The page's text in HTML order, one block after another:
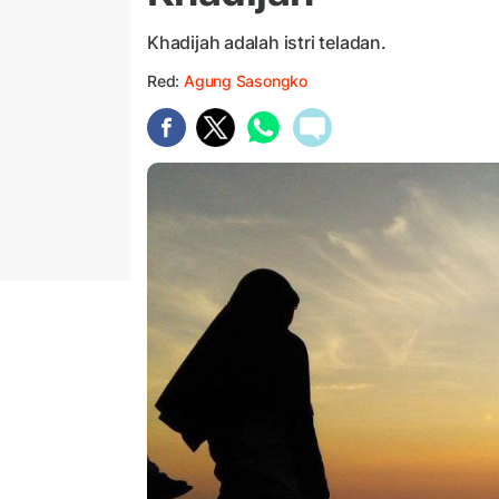
Khadijah adalah istri teladan.
Red: Agung Sasongko